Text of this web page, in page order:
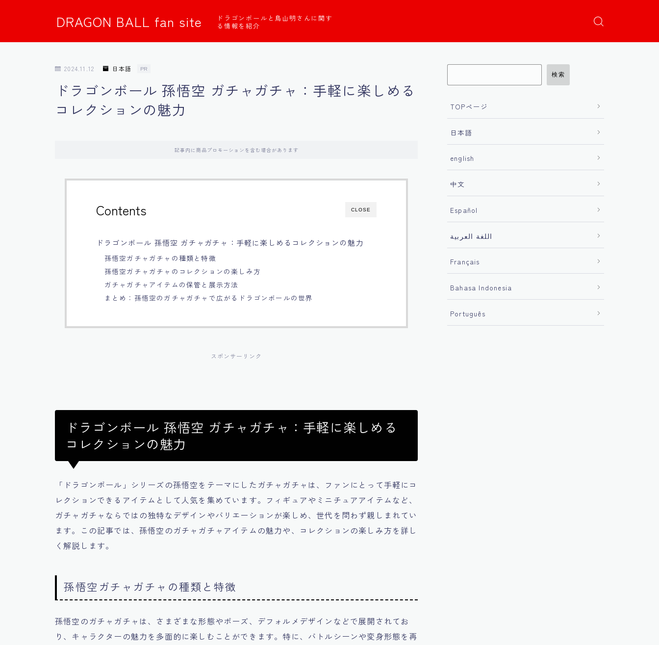
DRAGON BALL fan site
ドラゴンボールと鳥山明さんに関す
る情報を紹介
2024.11.12 日本語 PR
ドラゴンボール 孫悟空 ガチャガチャ：手軽に楽しめる
コレクションの魅力
記事内に商品プロモーションを含む場合があります
CLOSE
Contents
ドラゴンボール 孫悟空 ガチャガチャ：手軽に楽しめるコレクションの魅力
孫悟空ガチャガチャの種類と特徴
孫悟空ガチャガチャのコレクションの楽しみ方
ガチャガチャアイテムの保管と展示方法
まとめ：孫悟空のガチャガチャで広がるドラゴンボールの世界
スポンサーリンク
ドラゴンボール 孫悟空 ガチャガチャ：手軽に楽しめる
コレクションの魅力
「ドラゴンボール」シリーズの孫悟空をテーマにしたガチャガチャは、ファンにとって手軽にコ
レクションできるアイテムとして人気を集めています。フィギュアやミニチュアアイテムなど、
ガチャガチャならではの独特なデザインやバリエーションが楽しめ、世代を問わず親しまれてい
ます。この記事では、孫悟空のガチャガチャアイテムの魅力や、コレクションの楽しみ方を詳し
く解説します。
孫悟空ガチャガチャの種類と特徴
孫悟空のガチャガチャは、さまざまな形態やポーズ、デフォルメデザインなどで展開されてお
り、キャラクターの魅力を多面的に楽しむことができます。特に、バトルシーンや変身形態を再
検索
TOPページ
日本語
english
中文
Español
اللغة العربية
Français
Bahasa Indonesia
Português